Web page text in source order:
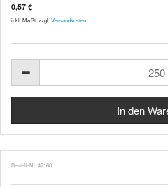
0,57 €
inkl. MwSt. zzgl. Versandkosten
Bestell-Nr. 47168